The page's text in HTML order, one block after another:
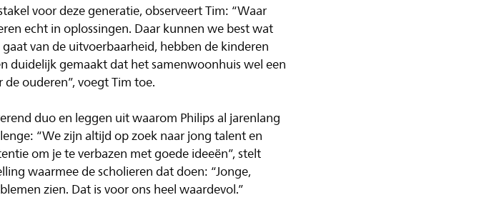
voor deze generatie, observeert Tim: “Waar
echt in oplossingen. Daar kunnen we best wat
van de uitvoerbaarheid, hebben de kinderen
duidelijk gemaakt dat het samenwoonhuis wel een
ouderen”, voegt Tim toe.
duo en leggen uit waarom Philips al jarenlang
“We zijn altijd op zoek naar jong talent en
om je te verbazen met goede ideeën”, stelt
waarmee de scholieren dat doen: “Jonge,
zien. Dat is voor ons heel waardevol.”